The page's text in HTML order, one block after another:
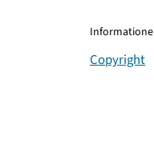
Copyright